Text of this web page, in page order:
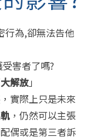
行為,卻無法告他
害者了嗎?
大解放」
實際上只是未來
，仍然可以主張
偶或是第三者訴